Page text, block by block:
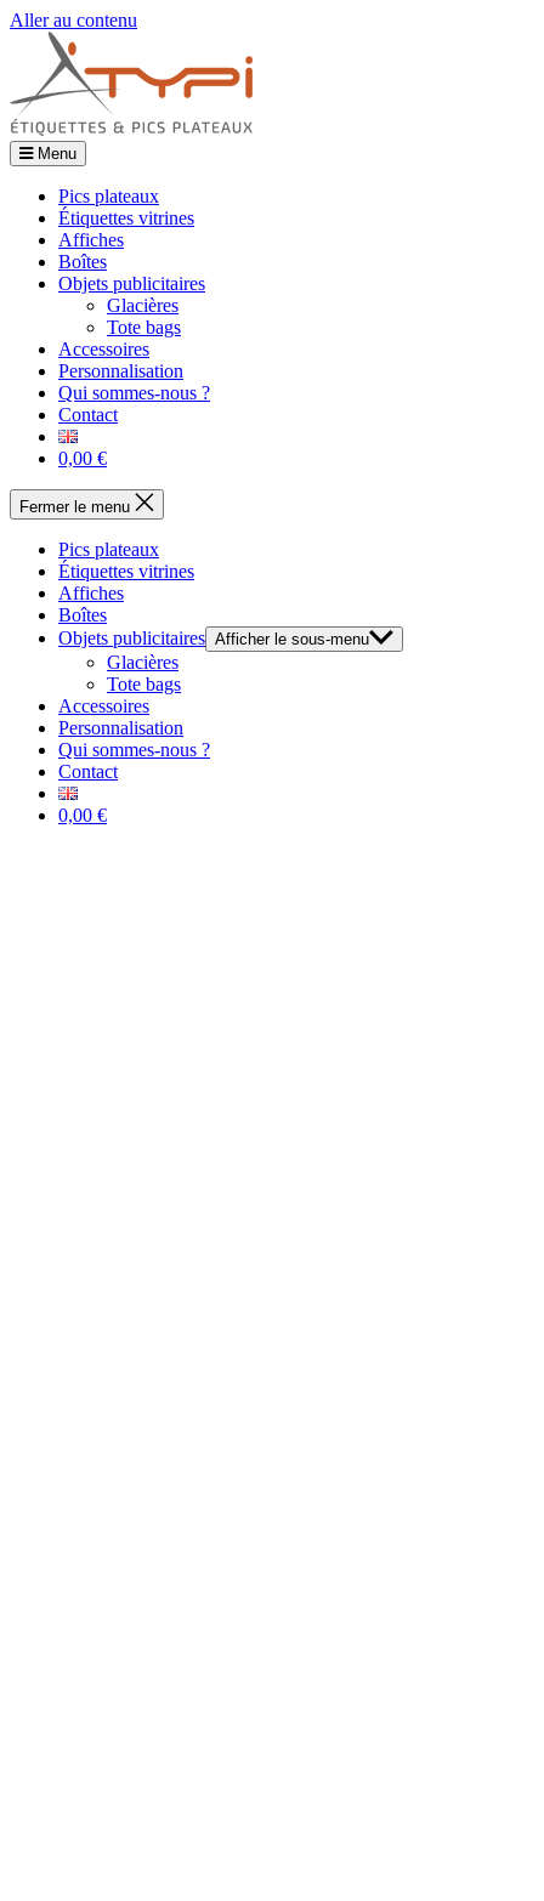
Aller au contenu
Menu
Pics plateaux
Étiquettes vitrines
Affiches
Boîtes
Objets publicitaires
Glacières
Tote bags
Accessoires
Personnalisation
Qui sommes-nous ?
Contact
0,00 €
Fermer le menu
Pics plateaux
Étiquettes vitrines
Affiches
Boîtes
Objets publicitaires Afficher le sous-menu
Glacières
Tote bags
Accessoires
Personnalisation
Qui sommes-nous ?
Contact
0,00 €